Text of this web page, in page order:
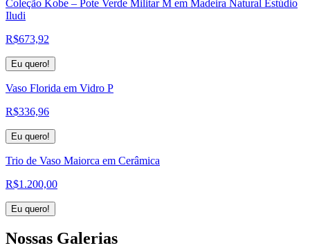
Coleção Kobe – Pote Verde Militar M em Madeira Natural Estúdio
Iludi
R$673,92
Eu quero!
Vaso Florida em Vidro P
R$336,96
Eu quero!
Trio de Vaso Maiorca em Cerâmica
R$1.200,00
Eu quero!
Nossas Galerias